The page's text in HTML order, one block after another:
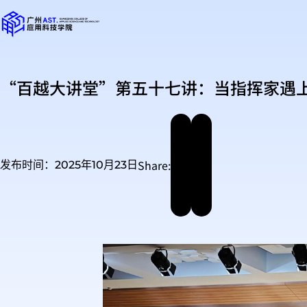
“百越大讲堂”第五十七讲：当指挥家遇
发布时间：2025年10月23日 Share: